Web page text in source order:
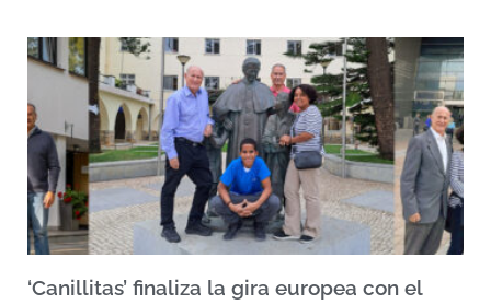
‘Canillitas’ finaliza la gira europea con el